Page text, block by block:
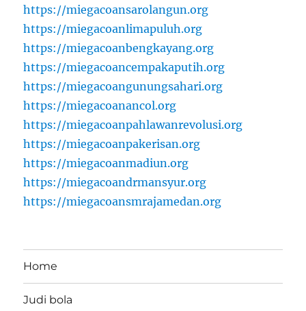
https://miegacoansarolangun.org
https://miegacoanlimapuluh.org
https://miegacoanbengkayang.org
https://miegacoancempakaputih.org
https://miegacoangunungsahari.org
https://miegacoanancol.org
https://miegacoanpahlawanrevolusi.org
https://miegacoanpakerisan.org
https://miegacoanmadiun.org
https://miegacoandrmansyur.org
https://miegacoansmrajamedan.org
Home
Judi bola